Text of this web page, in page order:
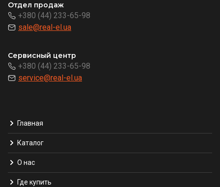
Отдел продаж
+380 (44) 233-65-98
sale@real-el.ua
Сервисный центр
+380 (44) 233-65-98
service@real-el.ua
Главная
Каталог
О нас
Где купить